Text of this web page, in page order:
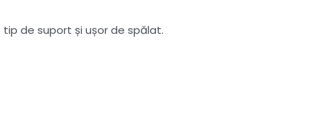
de suport și ușor de spălat.